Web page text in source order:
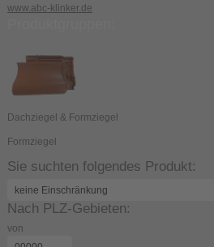
www.abc-klinker.de
Dachziegel & Formziegel
Formziegel
Sie suchten folgendes Produkt:
Nach PLZ-Gebieten:
von